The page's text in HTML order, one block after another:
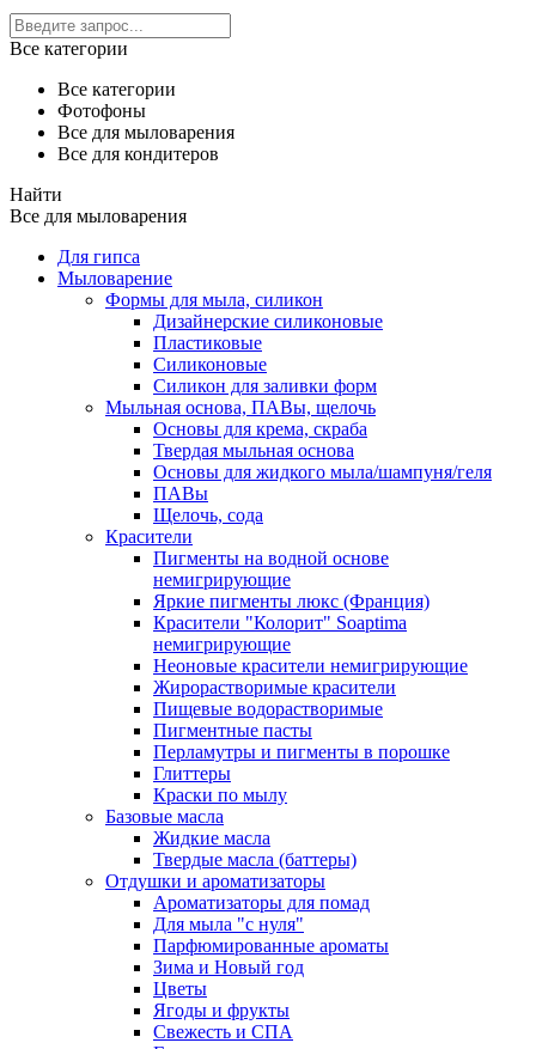
Все категории
Все категории
Фотофоны
Все для мыловарения
Все для кондитеров
Найти
Все для мыловарения
Для гипса
Мыловарение
Формы для мыла, силикон
Дизайнерские силиконовые
Пластиковые
Силиконовые
Силикон для заливки форм
Мыльная основа, ПАВы, щелочь
Основы для крема, скраба
Твердая мыльная основа
Основы для жидкого мыла/шампуня/геля
ПАВы
Щелочь, сода
Красители
Пигменты на водной основе
немигрирующие
Яркие пигменты люкс (Франция)
Красители "Колорит" Soaptima
немигрирующие
Неоновые красители немигрирующие
Жирорастворимые красители
Пищевые водорастворимые
Пигментные пасты
Перламутры и пигменты в порошке
Глиттеры
Краски по мылу
Базовые масла
Жидкие масла
Твердые масла (баттеры)
Отдушки и ароматизаторы
Ароматизаторы для помад
Для мыла "с нуля"
Парфюмированные ароматы
Зима и Новый год
Цветы
Ягоды и фрукты
Свежесть и СПА